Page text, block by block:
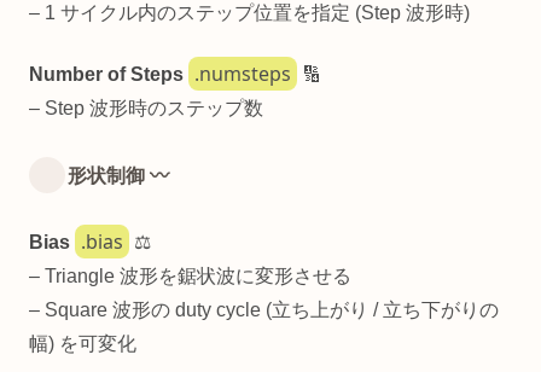
– 1 サイクル内のステップ位置を指定 (Step 波形時)
Number of Steps .numsteps
🔢
– Step 波形時のステップ数
形状制御 〰️
Bias .bias
⚖️
– Triangle 波形を鋸状波に変形させる
– Square 波形の duty cycle (立ち上がり / 立ち下がりの
幅) を可変化